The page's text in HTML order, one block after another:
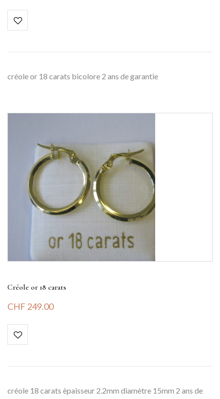
créole or 18 carats bicolore 2 ans de garantie
Créole or 18 carats
CHF 249.00
créole 18 carats èpaisseur 2.2mm diamètre 15mm 2 ans de